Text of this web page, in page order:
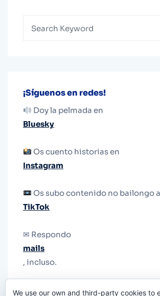
¡Síguenos en redes!
Doy la pelmada en
Bluesky
Os cuento historias en
Instagram
Os subo contenido no bailongo a
TikTok
✉ Respondo
mails
, incluso.
We use our own and third-party cookies to